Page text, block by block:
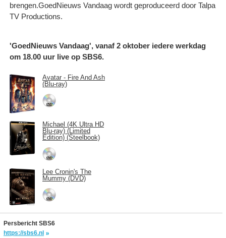
brengen.GoedNieuws Vandaag wordt geproduceerd door Talpa
TV Productions.
'GoedNieuws Vandaag', vanaf 2 oktober iedere werkdag
om 18.00 uur live op SBS6.
Avatar - Fire And Ash
(Blu-ray)
Michael (4K Ultra HD
Blu-ray) (Limited
Edition) (Steelbook)
Lee Cronin's The
Mummy (DVD)
Persbericht SBS6
https://sbs6.nl